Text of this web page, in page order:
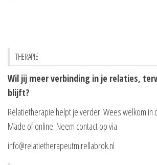
THERAPIE
Wil jij meer verbinding in je relaties,
blijft?
Relatietherapie helpt je verder. Wees welkom in
Made of online. Neem contact op via
info@relatietherapeutmirellabrok.nl